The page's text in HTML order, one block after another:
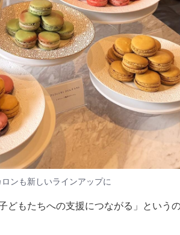
ンも新しいラインアップに
どもたちへの支援につながる」という